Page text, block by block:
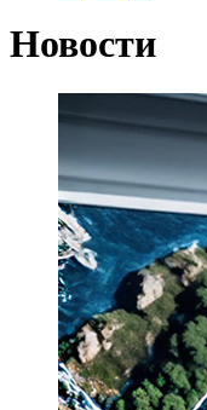
Новости